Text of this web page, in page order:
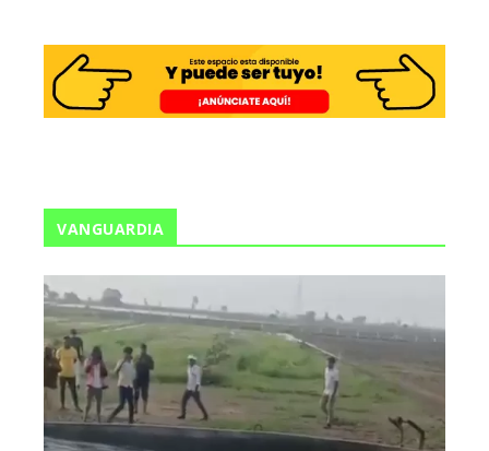
VANGUARDIA